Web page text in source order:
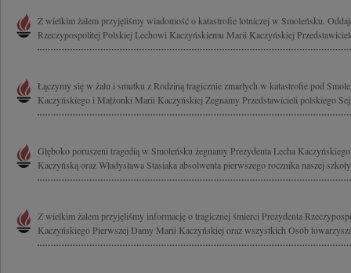
Z wielkim żalem przyjęliśmy wiadomość o katastrofie lotniczej w Smoleńsku.
Rzeczypospolitej Polskiej Lechowi Kaczyńskiemu Marii Kaczyńskiej
Łączymy się w żalu i smutku z Rodziną tragicznie zmarłych w katastrofie pod
Kaczyńskiego i Małżonki Marii Kaczyńskiej Żegnamy Przedstawicieli polskiego
Głęboko poruszeni tragedią w Smoleńsku żegnamy Prezydenta Lecha
Kaczyńską oraz Władysława Stasiaka absolwenta pierwszego rocznika naszej
Z wielkim żalem przyjęliśmy informację o tragicznej śmierci Prezydenta
Kaczyńskiego Pierwszej Damy Marii Kaczyńskiej oraz wszystkich Osób